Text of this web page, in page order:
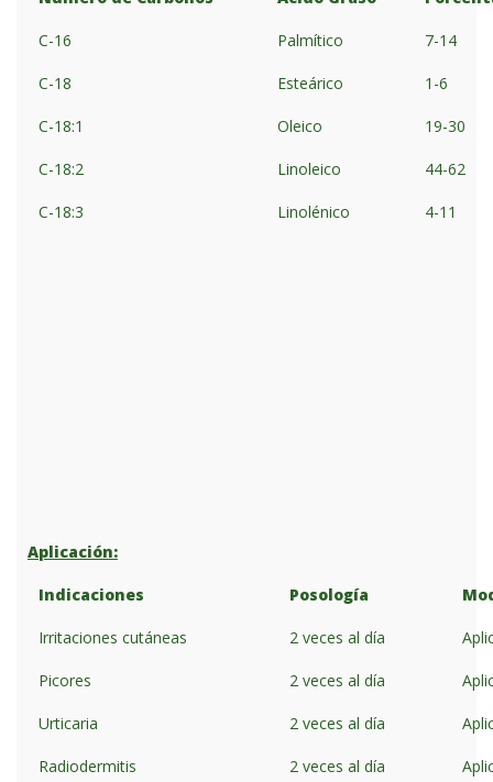
C-16 Palmítico 7-14
C-18 Esteárico 1-6
C-18:1 Oleico 19-30
C-18:2 Linoleico 44-62
C-18:3 Linolénico 4-11
Aplicación:
Indicaciones Posología
Irritaciones cutáneas 2 veces al día
Picores 2 veces al día
Urticaria 2 veces al día
Radiodermitis 2 veces al día